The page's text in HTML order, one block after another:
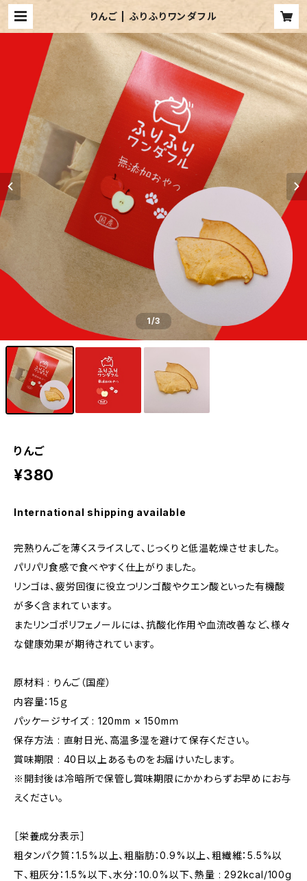
りんご | ふりふりワンダフル
1/3
りんご
¥380
International shipping available
完熟りんごを薄くスライスして、じっくりと低温乾燥させました。
パリパリ食感で食べやすく仕上がりました。
リンゴは、疲労回復に役立つリンゴ酸やクエン酸といった有機酸
が多く含まれています。
またリンゴポリフェノールには、抗酸化作用や血流改善など、様々
な健康効果が期待されています。
原材料 : りんご（国産）
内容量：15ｇ
パッケージサイズ : 120mm × 150mｍ
保存方法 : 直射日光、高温多湿を避けて保存ください。
賞味期限 : 40日以上あるものをお届けいたします。
※開封後は冷暗所で保管し賞味期限にかかわらずお早めにお与
えください。
［栄養成分表示］
粗タンパク質：1.5%以上、粗脂肪：0.9%以上、粗繊維：5.5%以
下、粗灰分：1.5%以下、水分：10.0%以下、熱量 : 292kcal/100g